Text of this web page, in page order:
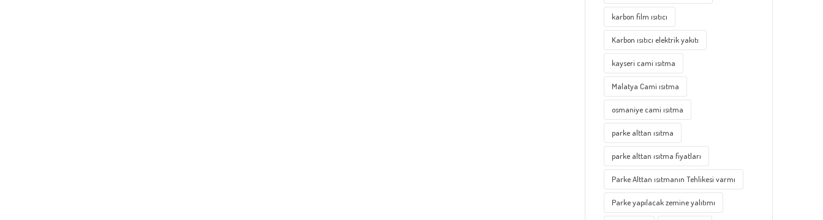
karbon film ısıtıcı
Karbon ısıtıcı elektrik yakıtı
kayseri cami ısıtma
Malatya Cami ısıtma
osmaniye cami ısıtma
parke alttan ısıtma
parke alttan ısıtma fiyatları
Parke Alttan ısıtmanın Tehlikesi varmı
Parke yapılacak zemine yalıtımı